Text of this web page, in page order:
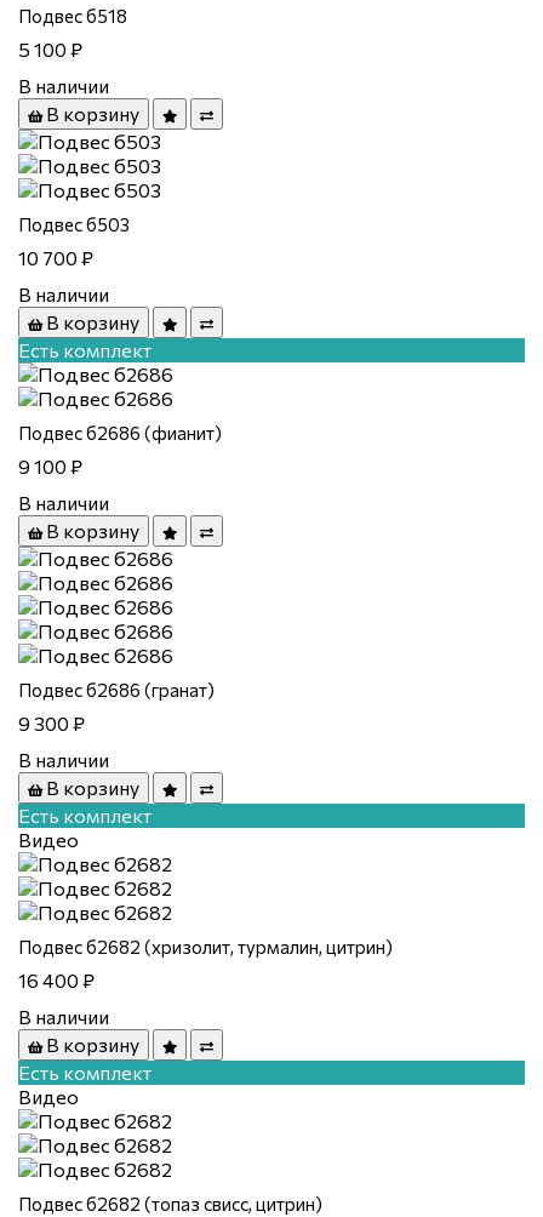
Подвес б518
5 100 ₽
В наличии
В корзину
Подвес б503
10 700 ₽
В наличии
В корзину
Есть комплект
Подвес б2686 (фианит)
9 100 ₽
В наличии
В корзину
Подвес б2686 (гранат)
9 300 ₽
В наличии
В корзину
Есть комплект
Видео
Подвес б2682 (хризолит, турмалин, цитрин)
16 400 ₽
В наличии
В корзину
Есть комплект
Видео
Подвес б2682 (топаз свисс, цитрин)